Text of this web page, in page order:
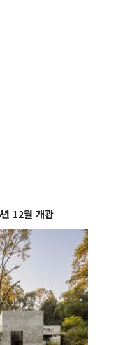
12월 개관
12월 개관